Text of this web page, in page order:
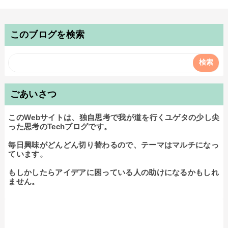
このブログを検索
ごあいさつ
このWebサイトは、独自思考で我が道を行くユゲタの少し尖
った思考のTechブログです。
毎日興味がどんどん切り替わるので、テーマはマルチになっ
ています。
もしかしたらアイデアに困っている人の助けになるかもしれ
ません。